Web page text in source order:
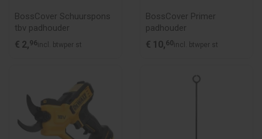
BossCover Schuurspons
tbv padhouder
€ 2,96incl. btwper st
BossCover Primer
padhouder
€ 10,60 incl. btwper st